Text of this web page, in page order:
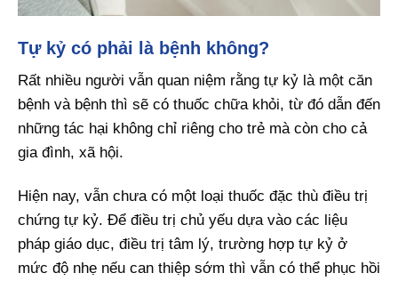
Tự kỷ có phải là bệnh không?
Rất nhiều người vẫn quan niệm rằng tự kỷ là một căn
bệnh và bệnh thì sẽ có thuốc chữa khỏi, từ đó dẫn đến
những tác hại không chỉ riêng cho trẻ mà còn cho cả
gia đình, xã hội.
Hiện nay, vẫn chưa có một loại thuốc đặc thù điều trị
chứng tự kỷ. Để điều trị chủ yếu dựa vào các liệu
pháp giáo dục, điều trị tâm lý, trường hợp tự kỷ ở
mức độ nhẹ nếu can thiệp sớm thì vẫn có thể phục hồi